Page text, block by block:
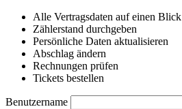
Alle Vertragsdaten auf einen Blick
Zählerstand durchgeben
Persönliche Daten aktualisieren
Abschlag ändern
Rechnungen prüfen
Tickets bestellen
Benutzername